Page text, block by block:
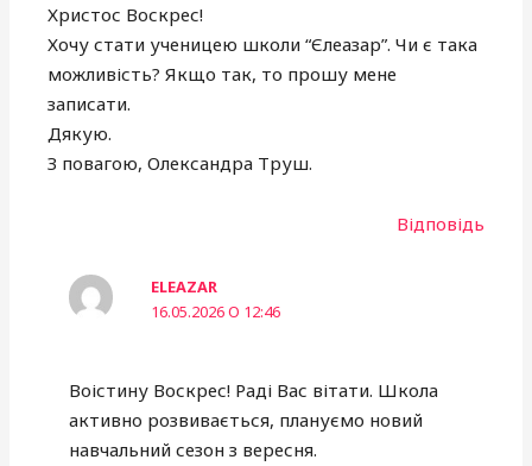
Христос Воскрес!
Хочу стати ученицею школи “Єлеазар”. Чи є така
можливість? Якщо так, то прошу мене
записати.
Дякую.
З повагою, Олександра Труш.
Відповідь
ELEAZAR
16.05.2026 О 12:46
Воістину Воскрес! Раді Вас вітати. Школа
активно розвивається, плануємо новий
навчальний сезон з вересня.